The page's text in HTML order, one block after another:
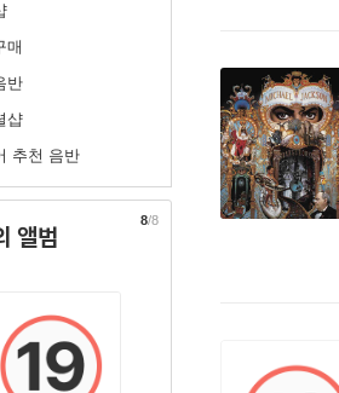
매
반
샵
추천 음반
앨범
8/8